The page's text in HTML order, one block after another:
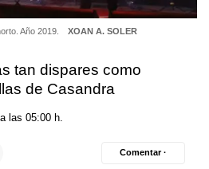
Año 2019. XOAN A. SOLER
tan dispares como
de Casandra
las 05:00 h.
Comentar ·